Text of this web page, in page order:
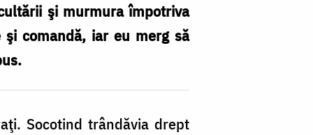
şi murmura împotriva
comandă, iar eu merg să
Socotind trândăvia drept